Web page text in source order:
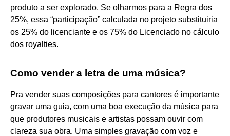
produto a ser explorado. Se olharmos para a Regra dos
25%, essa “participação” calculada no projeto substituiria
os 25% do licenciante e os 75% do Licenciado no cálculo
dos royalties.
Como vender a letra de uma música?
Pra vender suas composições para cantores é importante
gravar uma guia, com uma boa execução da música para
que produtores musicais e artistas possam ouvir com
clareza sua obra. Uma simples gravação com voz e